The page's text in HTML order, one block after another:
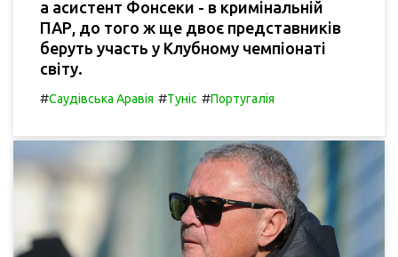
а асистент Фонсеки - в кримінальній
ПАР, до того ж ще двоє представників
беруть участь у Клубному чемпіонаті
світу.
#Саудівська Аравія #Туніс #Португалія